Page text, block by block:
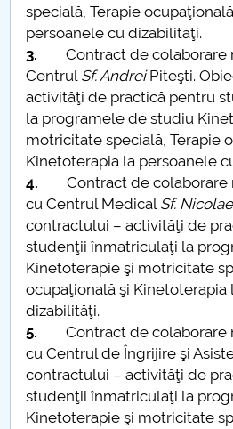
Comisie de etica unversitară
Evenimente CUP
Accesibilitate pentru studenții
Raportul Conducerii Centrului
privind implementarea
2024
Parteneri CUP
Centrul de Consiliere și
Chestionar angajabilitate
CAR2026
MENIU CANTINA
specială, Terapie
persoanele cu dizabilităţi.
3.Contract de colaborare
Centrul Sf. AndreiPiteşti.
activităţi de practică pentru
la programele de studiu
motricitate specială, Terapie
Kinetoterapia la persoanele
4.Contract de colaborare
cu Centrul Medical Sf. Nicolae
contractului – activităţi de
studenţii înmatriculaţi la
Kinetoterapie şi motricitate
ocupaţională şi Kinetoterapia
dizabilităţi.
5.Contract de colaborare
cu Centrul de Îngrijire şi
contractului – activităţi de
studenţii înmatriculaţi la
Kinetoterapie şi motricitate